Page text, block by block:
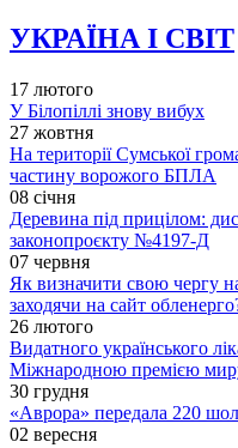
УКРАЇНА І СВІТ
17 лютого
У Білопіллі знову вибух
27 жовтня
На території Сумської
частину ворожого БПЛА
08 січня
Деревина під прицілом:
законопроєкту №4197-Д
07 червня
Як визначити свою чергу
заходячи на сайт
26 лютого
Видатного українського
Міжнародною премією
30 грудня
«Аврора» передала 220
02 вересня